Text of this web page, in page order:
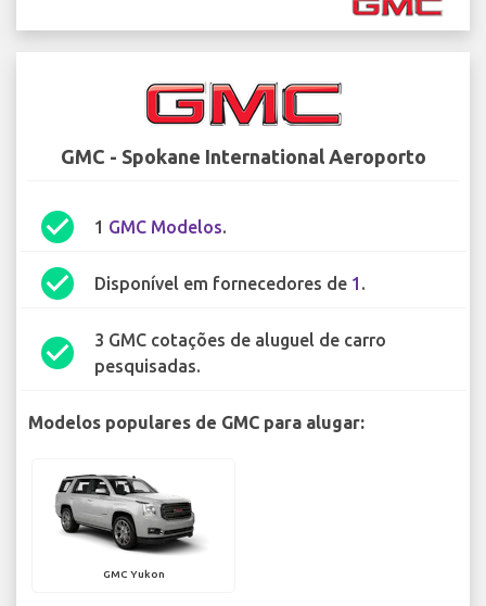
GMC - Spokane International Aeroporto
check_circle 1 GMC Modelos.
check_circle Disponível em fornecedores de 1 .
check_circle
3 GMC cotações de aluguel de carro
pesquisadas.
Modelos populares de GMC para alugar:
GMC Yukon